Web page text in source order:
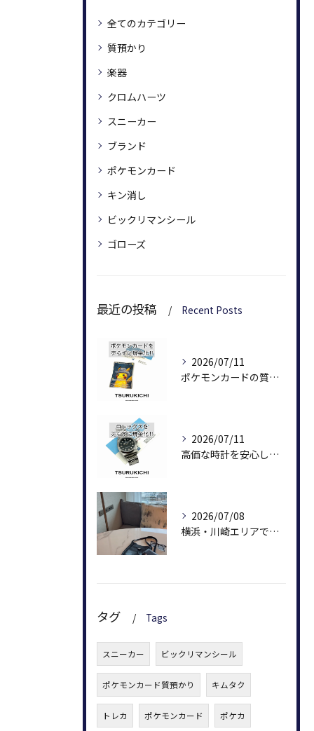
全てのカテゴリー
質預かり
楽器
クロムハーツ
スニーカー
ブランド
ポケモンカード
キン消し
ビックリマンシール
ゴローズ
最近の投稿 Recent Posts
2026/07/11
ポケモンカードの質預かりを検討中の方へ
2026/07/11
高価な時計を安心して預けられます。
2026/07/08
横浜・川崎エリアで質屋を利用するなら鶴吉質店
タグ Tags
スニーカー ビックリマンシール
ポケモンカード質預かり キムタク
トレカ ポケモンカード ポケカ